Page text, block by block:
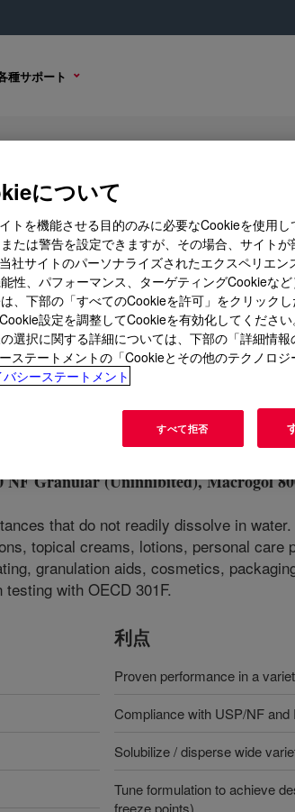
種サポート
Glycol 8000
技術資料 サンプル
Granular (Uninhibited), Macrogol
that do not readily dissolve in
topical creams, lotions, personal care
granulation aids, cosmetics,
with OECD 301F.
利点
Proven performance in a
Compliance with USP/NF and
Solubilize / disperse wide
Tune formulation to achieve
freeze points)
について
トを機能させる目的のみに必要なCookieを使用し
たは警告を設定できますが、その場合、サイトが
社サイトのパーソナライズされたエクスペリエン
性、パフォーマンス、ターゲティングCookieな
、下部の「すべてのCookieを許可」をクリック
設定を調整してCookieを有効化してくださ
選択に関する詳細については、下部の「詳細情報
ステートメントの「Cookieとその他のテクノロジ
バシーステートメント
すべて拒否